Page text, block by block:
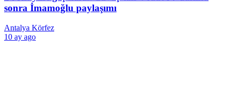
sonra İmamoğlu paylaşımı
Antalya Körfez
10 ay ago